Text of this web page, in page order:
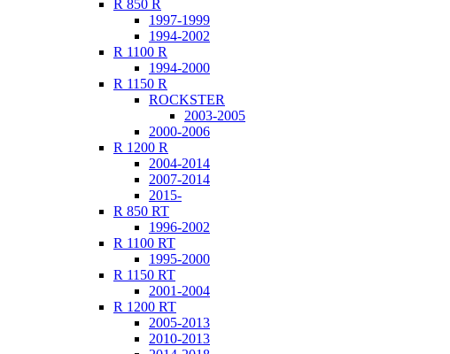
R 850 R
1997-1999
1994-2002
R 1100 R
1994-2000
R 1150 R
ROCKSTER
2003-2005
2000-2006
R 1200 R
2004-2014
2007-2014
2015-
R 850 RT
1996-2002
R 1100 RT
1995-2000
R 1150 RT
2001-2004
R 1200 RT
2005-2013
2010-2013